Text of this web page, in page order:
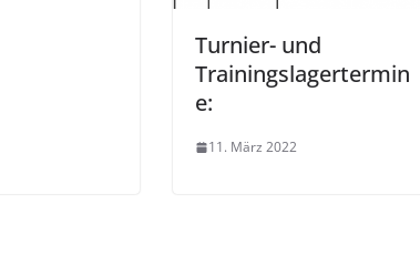
Turnier- und
Trainingslagertermin
e:
11. März 2022